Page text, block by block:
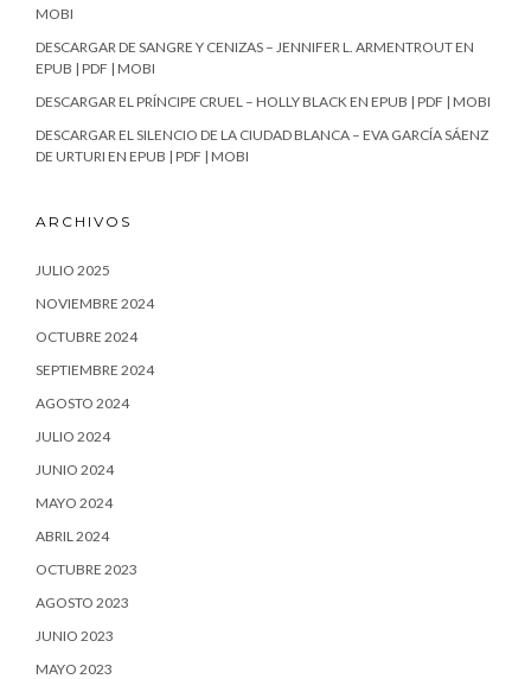
MOBI
DESCARGAR DE SANGRE Y CENIZAS – JENNIFER L. ARMENTROUT EN
EPUB | PDF | MOBI
DESCARGAR EL PRÍNCIPE CRUEL – HOLLY BLACK EN EPUB | PDF | MOBI
DESCARGAR EL SILENCIO DE LA CIUDAD BLANCA – EVA GARCÍA SÁENZ
DE URTURI EN EPUB | PDF | MOBI
ARCHIVOS
JULIO 2025
NOVIEMBRE 2024
OCTUBRE 2024
SEPTIEMBRE 2024
AGOSTO 2024
JULIO 2024
JUNIO 2024
MAYO 2024
ABRIL 2024
OCTUBRE 2023
AGOSTO 2023
JUNIO 2023
MAYO 2023